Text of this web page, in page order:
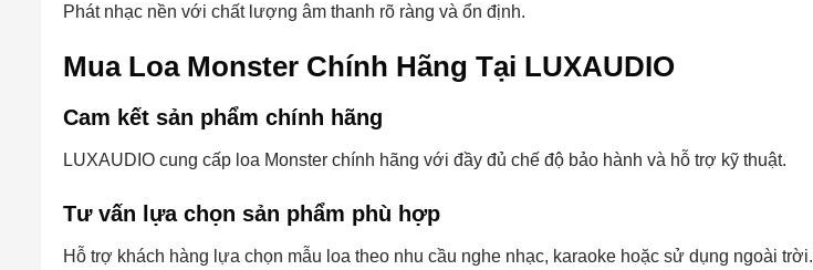
Phát nhạc nền với chất lượng âm thanh rõ ràng và ổn định.
Mua Loa Monster Chính Hãng Tại LUXAUDIO
Cam kết sản phẩm chính hãng
LUXAUDIO cung cấp loa Monster chính hãng với đầy đủ chế độ bảo hành và hỗ trợ kỹ thuật.
Tư vấn lựa chọn sản phẩm phù hợp
Hỗ trợ khách hàng lựa chọn mẫu loa theo nhu cầu nghe nhạc, karaoke hoặc sử dụng ngoài trời.